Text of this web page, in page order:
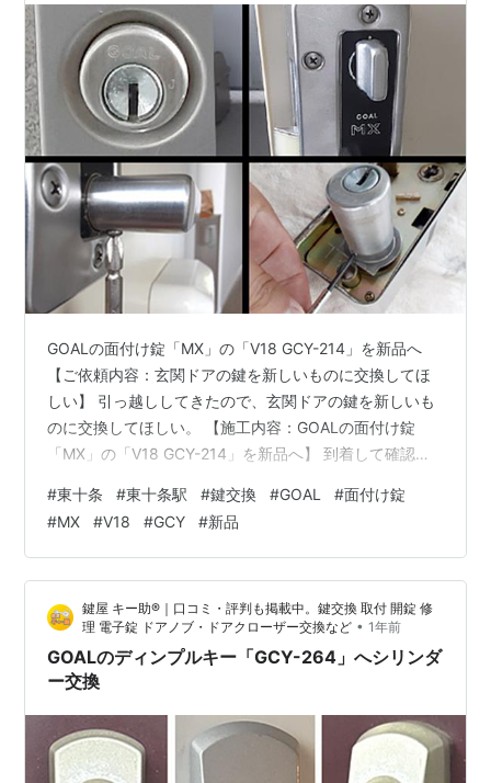
GOALの面付け錠「MX」の「V18 GCY-214」を新品へ
【ご依頼内容：玄関ドアの鍵を新しいものに交換してほ
しい】 引っ越ししてきたので、玄関ドアの鍵を新しいも
のに交換してほしい。 【施工内容：GOALの面付け錠
「MX」の「V18 GCY-214」を新品へ】 到着して確認し
同じくGOALのディンプルキーである「V18 GCY-214」
シリンダーが取り付けられておりました。 同じタイプへ
の交換にてご成約となり、まずは室内側のハンドル下部
のネジを外してハンドルを取り外します。 続いて4つの
大きなネジを外して箱錠を、さらに鍵穴を止めている
#東十条 #東十条駅 #鍵交換 #GOAL #面付け錠
#MX #V18 #GCY #新品
鍵屋 キー助®｜口コミ・評判も掲載中。鍵交換 取付 開錠 修
理 電子錠 ドアノブ・ドアクローザー交換など • 1年前
GOALのディンプルキー「GCY-264」へシリンダ
ー交換